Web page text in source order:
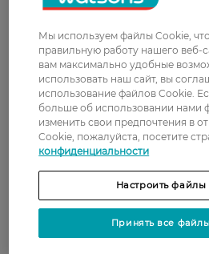
Страна-производитель:
Рейтинг и отзывы
0 0 відгуків
Мы используем файлы Cookie,
правильную работу нашего веб-
вам максимально удобные
использовать наш сайт, вы
использование файлов Cookie.
больше об использовании нами
изменить свои предпочтения в
Cookie, пожалуйста, посетите
конфиденциальности
Настроить файлы
Принять все